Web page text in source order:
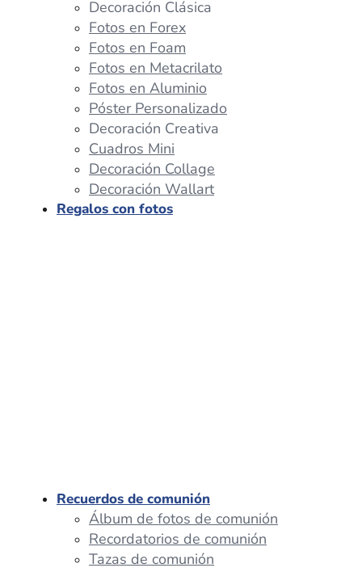
Decoración Clásica
Fotos en Forex
Fotos en Foam
Fotos en Metacrilato
Fotos en Aluminio
Póster Personalizado
Decoración Creativa
Cuadros Mini
Decoración Collage
Decoración Wallart
Regalos con fotos
Recuerdos de comunión
Álbum de fotos de comunión
Recordatorios de comunión
Tazas de comunión